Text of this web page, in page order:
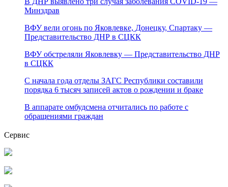
Минздрав
ВФУ вели огонь по Яковлевке, Донецку, Спартаку —
Представительство ДНР в СЦКК
ВФУ обстреляли Яковлевку — Представительство ДНР
в СЦКК
С начала года отделы ЗАГС Республики составили
порядка 6 тысяч записей актов о рождении и браке
В аппарате омбудсмена отчитались по работе с
обращениями граждан
Сервис